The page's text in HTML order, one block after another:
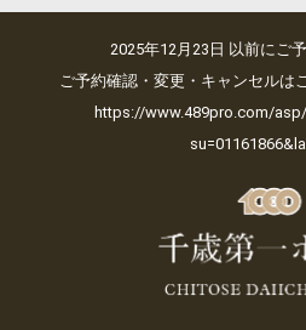
2025年12月23日 以前にご
ご予約確認・変更・キャンセルは
https://www.489pro.com/